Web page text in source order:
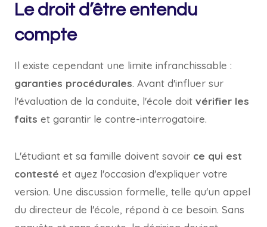
Le droit d’être entendu
compte
Il existe cependant une limite infranchissable :
garanties procédurales. Avant d'influer sur
l'évaluation de la conduite, l'école doit vérifier les
faits et garantir le contre-interrogatoire.
L'étudiant et sa famille doivent savoir ce qui est
contesté et ayez l'occasion d'expliquer votre
version. Une discussion formelle, telle qu'un appel
du directeur de l'école, répond à ce besoin. Sans